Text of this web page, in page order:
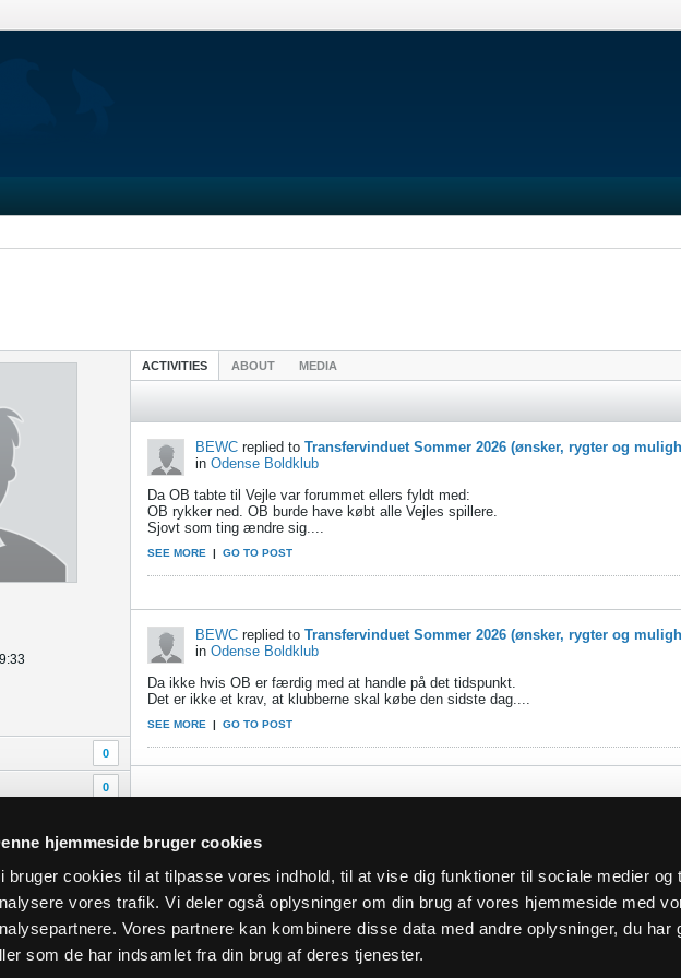
hjemmeside bruger cookies
bruger cookies til at tilpasse vores indhold, til at vise dig funktioner til sociale medier og
vores trafik. Vi deler også oplysninger om din brug af vores hjemmeside med
Vores partnere kan kombinere disse data med andre oplysninger, du har
som de har indsamlet fra din brug af deres tjenester.
0
0
ACTIVITIES ABOUT MEDIA
BEWC replied to Transfervinduet Sommer 2026 (ønsker, rygter og
in Odense Boldklub
Da OB tabte til Vejle var forummet ellers fyldt med:
OB rykker ned. OB burde have købt alle Vejles spillere.
Sjovt som ting ændre sig....
SEE MORE | GO TO POST
BEWC replied to Transfervinduet Sommer 2026 (ønsker, rygter og
in Odense Boldklub
Da ikke hvis OB er færdig med at handle på det tidspunkt.
Det er ikke et krav, at klubberne skal købe den sidste dag....
SEE MORE GO TO POST